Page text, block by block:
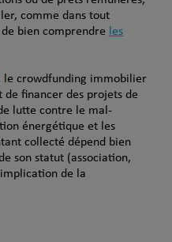
comme dans tout
bien comprendre les
le crowdfunding immobilier
financer des projets de
lutte contre le mal-
énergétique et les
collecté dépend bien
son statut (association,
de la